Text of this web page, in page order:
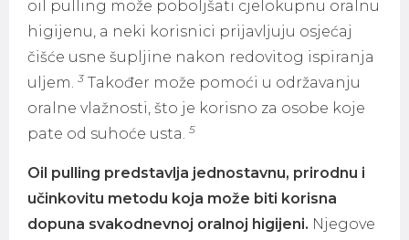
oil pulling može poboljšati cjelokupnu oralnu
higijenu, a neki korisnici prijavljuju osjećaj
čišće usne šupljine nakon redovitog ispiranja
uljem. 3 Također može pomoći u održavanju
oralne vlažnosti, što je korisno za osobe koje
pate od suhoće usta. 5
Oil pulling predstavlja jednostavnu, prirodnu i
učinkovitu metodu koja može biti korisna
dopuna svakodnevnoj oralnoj higijeni. Njegove